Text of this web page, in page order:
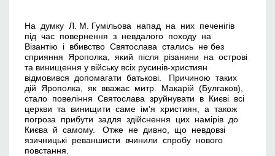
На думку Л. М. Гумільова напад на них печенігів
під час повернення з невдалого походу на
Візантію і вбивство Святослава стались не без
сприяння Ярополка, який після різанини на острові
та винищення у війську всіх русинів-християн
відмовився допомагати батькові. Причиною таких
дій Ярополка, як вважає митр. Макарій (Булгаков),
стало повеління Святослава зруйнувати в Києві всі
церкви та винищити саме ім’я християн, а також
погроза прибути задля здійснення цих намірів до
Києва й самому. Отже не дивно, що невдовзі
язичницькі реваншисти вчинили спробу нового
повстання.